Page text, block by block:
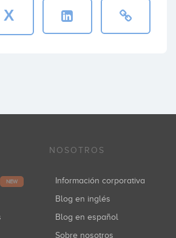
X
NEW
NOSOTROS
Información corporativa
Blog en inglés
Blog en español
Sobre nosotros